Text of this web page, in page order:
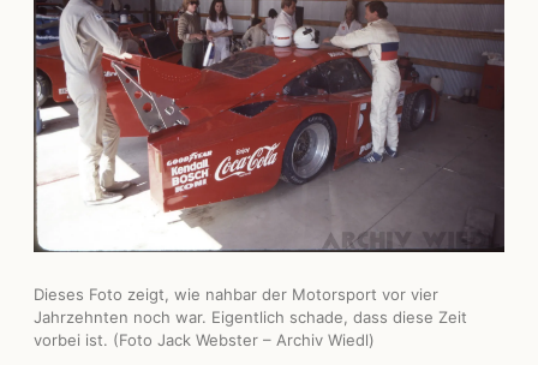
Dieses Foto zeigt, wie nahbar der Motorsport vor vier
Jahrzehnten noch war. Eigentlich schade, dass diese Zeit
vorbei ist. (Foto Jack Webster – Archiv Wiedl)